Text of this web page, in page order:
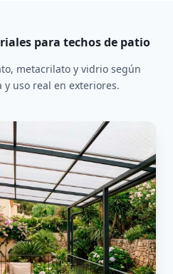
para techos de patio
metacrilato y vidrio según
y uso real en exteriores.